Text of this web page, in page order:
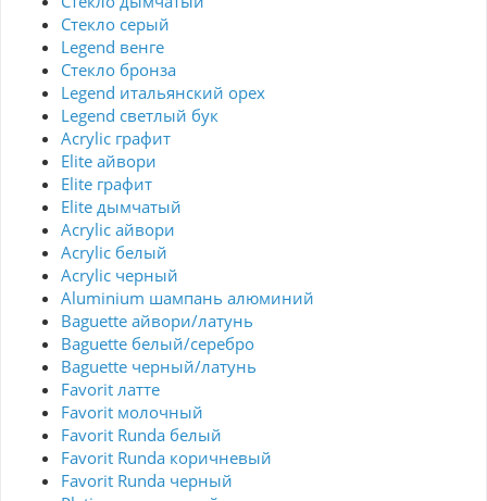
Стекло серый
Legend венге
Стекло бронза
Legend итальянский орех
Legend светлый бук
Acrylic графит
Elite айвори
Elite графит
Elite дымчатый
Acrylic айвори
Acrylic белый
Acrylic черный
Aluminium шампань алюминий
Baguette айвори/латунь
Baguette белый/серебро
Baguette черный/латунь
Favorit латте
Favorit молочный
Favorit Runda белый
Favorit Runda коричневый
Favorit Runda черный